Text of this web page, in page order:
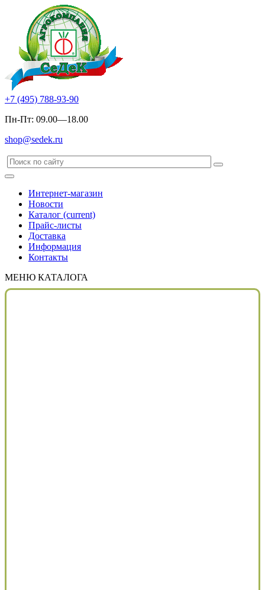
+7 (495) 788-93-90
Пн-Пт: 09.00—18.00
shop@sedek.ru
Интернет-магазин
Новости
Каталог (current)
Прайс-листы
Доставка
Информация
Контакты
МЕНЮ КАТАЛОГА